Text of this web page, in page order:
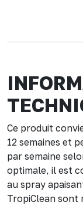
Ce produit
12 semaines et
par semaine
optimale, il est
au spray
TropiClean sont